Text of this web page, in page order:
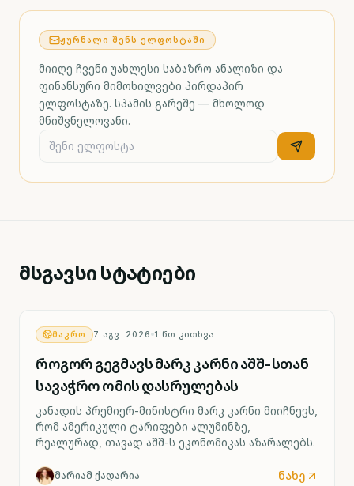
ᲟᲣᲠᲜᲐᲚᲘ ᲨᲔᲜᲡ ᲔᲚᲤᲝᲡᲢᲐᲨᲘ
მიიღე ჩვენი უახლესი საბაზრო ანალიზი და
ფინანსური მიმოხილვები პირდაპირ
ელფოსტაზე. სპამის გარეშე — მხოლოდ
მნიშვნელოვანი.
მსგავსი სტატიები
ᲛᲐᲙᲠᲝ 7 ᲐᲒᲕ. 2026 1 ᲬᲗ ᲙᲘᲗᲮᲕᲐ
როგორ გეგმავს მარკ კარნი აშშ-სთან
სავაჭრო ომის დასრულებას
კანადის პრემიერ-მინისტრი მარკ კარნი მიიჩნევს,
რომ ამერიკული ტარიფები ალუმინზე,
რეალურად, თავად აშშ-ს ეკონომიკას აზარალებს.
მარიამ ქადარია ნახე